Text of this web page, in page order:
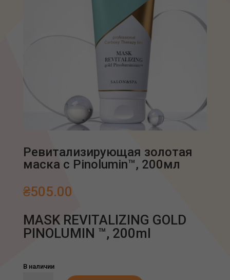
Ревитализирующая золотая
маска с Pinolumin™, 200мл
₴505.00
MASK REVITALIZING GOLD
PINOLUMIN ™, 200ml
В наличии